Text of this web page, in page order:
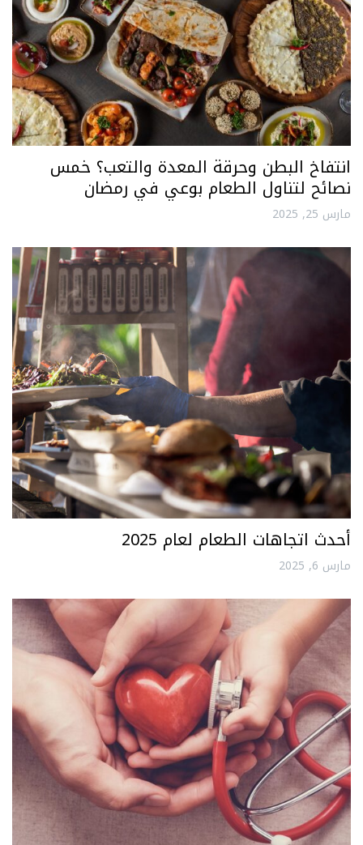
انتفاخ البطن وحرقة المعدة والتعب؟ خمس
نصائح لتناول الطعام بوعي في رمضان
مارس 25, 2025
أحدث اتجاهات الطعام لعام 2025
مارس 6, 2025